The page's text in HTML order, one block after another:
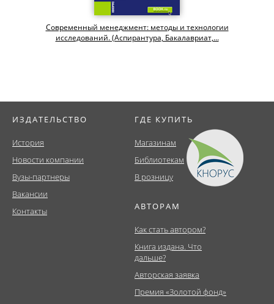
Современный менеджмент: методы и технологии
исследований. (Аспирантура, Бакалавриат,...
ИЗДАТЕЛЬСТВО
История
Новости компании
Вузы-партнеры
Вакансии
Контакты
ГДЕ КУПИТЬ
Магазинам
Библиотекам
В розницу
АВТОРАМ
Как стать автором?
Книга издана. Что
дальше?
Авторская заявка
Премия «Золотой фонд»